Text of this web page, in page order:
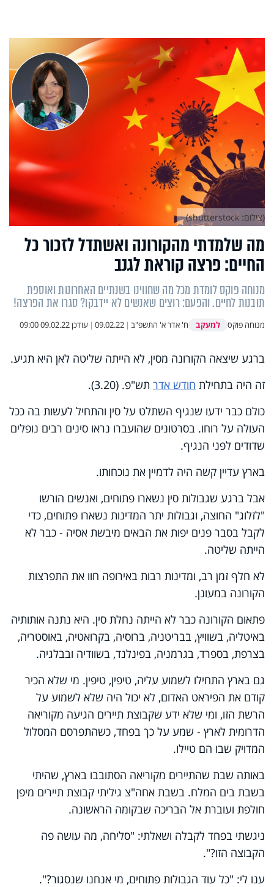
מה שלמדתי מהקורונה ואשתדל לזכור כל
החיים: פרצה קוראת לגנב
מנוחה פוקס לומדת מכל מה שחווינו בשנתיים האחרונות ואוספת
תובנות לחיים. והפעם: רוצים שאנשים לא יידבקו? סגרו את הפרצה!
מנוחה פוקס למעקב ח' אדר א' התשפ"ב |
09.02.22
| עודכן09.02.22 09:00
(צילום: shutterstock)
ברגע שיצאה הקורונה מסין, לא הייתה שליטה לאן היא תגיע.
זה היה בתחילת חודש אדר תש"פ. (3.20).
כולם כבר ידעו שנגיף השתלט על סין והתחיל לעשות בה ככל
העולה על רוחו. בסרטונים שהועברו נראו סינים רבים נופלים
שדודים לפני הנגיף.
בארץ עדיין קשה היה לדמיין את נוכחותו.
אבל ברגע שגבולות סין נשארו פתוחים, ואנשים הורשו
"לזלוג" החוצה, וגבולות יתר המדינות נשארו פתוחים, כדי
לקבל בסבר פנים יפות את הבאים מיבשת אסיה - כבר לא
הייתה שליטה.
לא חלף זמן רב, ומדינות רבות באירופה חוו את התפרצות
הקורונה במעונן.
פתאום הקורונה כבר לא הייתה נחלת סין. היא נתנה אותותיה
באיטליה, בשוויץ, בבריטניה, ברוסיה, בקרואטיה, באוסטריה,
בצרפת, בספרד, בגרמניה, בפינלנד, בשוודיה ובבלגיה.
גם בארץ התחילו לשמוע עליה, טיפין, טיפין. מי שלא הכיר
קודם את הפיראט האדום, לא יכול היה שלא לשמוע על
הרשת הזו, ומי שלא ידע שקבוצת תיירים הגיעה מקוריאה
הדרומית לארץ - שמע על כך בפחד, כשהתפרסם המסלול
המדויק שבו הם טיילו.
באותה שבת שהתיירים מקוריאה הסתובבו בארץ, שהיתי
בשבת בים המלח. בשבת אחה"צ גיליתי קבוצת תיירים מיפן
חולפת ועוברת אל הבריכה שבקומה הראשונה.
ניגשתי בפחד לקבלה ושאלתי: "סליחה, מה עושה פה
הקבוצה הזו?".
ענו לי: "כל עוד הגבולות פתוחים, מי אנחנו שנסגור?".